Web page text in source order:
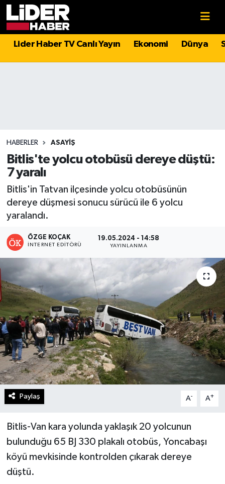
Lider Haber TV Canlı Yayın Ekonomi Dünya
HABERLER ASAYIŞ
Bitlis'te yolcu otobüsü dereye düştü:
7 yaralı
Bitlis'in Tatvan ilçesinde yolcu otobüsünün
dereye düşmesi sonucu sürücü ile 6 yolcu
yaralandı.
ÖZGE KOÇAK
İNTERNET EDITÖRÜ
19.05.2024 - 14:58
YAYINLANMA
Paylaş A- A+
Bitlis-Van kara yolunda yaklaşık 20 yolcunun
bulunduğu 65 BJ 330 plakalı otobüs, Yoncabaşı
köyü mevkisinde kontrolden çıkarak dereye
düştü.
Politika
Magazin
Spor
Sağlık
Teknoloji
Turizm
Kültür - Sanat
Lider Haber TV Canlı Yayın izle
Hava Durumu
Süper Lig Puan Durumu ve Fikstür
Tüm Manşetler
Son Dakika Haberleri
Haber Arşivi